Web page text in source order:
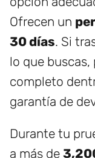
Ofrecen un
30 días. Si
lo que
completo
garantía de
Durante tu
a más de